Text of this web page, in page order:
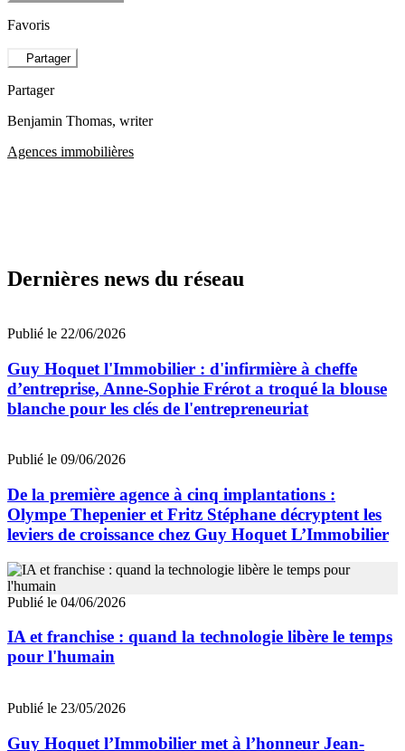
Favoris
Partager
Partager
Benjamin Thomas, writer
Agences immobilières
Dernières news du réseau
Publié le 22/06/2026
Guy Hoquet l'Immobilier : d'infirmière à cheffe
d’entreprise, Anne-Sophie Frérot a troqué la blouse
blanche pour les clés de l'entrepreneuriat
Publié le 09/06/2026
De la première agence à cinq implantations :
Olympe Thepenier et Fritz Stéphane décryptent les
leviers de croissance chez Guy Hoquet L’Immobilier
Publié le 04/06/2026
IA et franchise : quand la technologie libère le temps
pour l'humain
Publié le 23/05/2026
Guy Hoquet l’Immobilier met à l’honneur Jean-